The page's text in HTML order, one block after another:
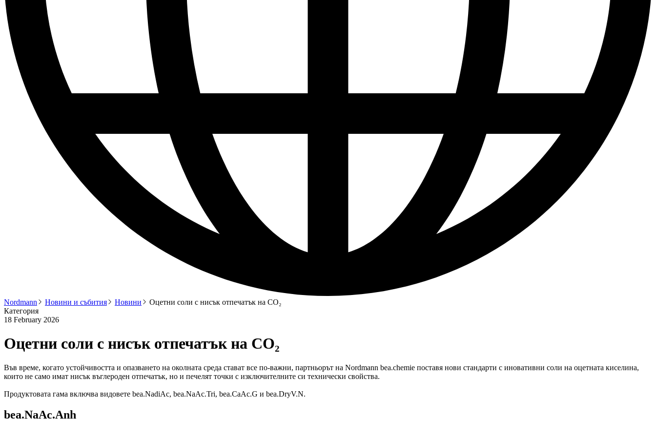
Nordmann Новини и събития Новини
Оцетни соли с нисък отпечатък на CO₂
Категория
18 February 2026
Оцетни соли с нисък отпечатък на CO₂
Във време, когато устойчивостта и опазването на околната среда стават все по-важни, партньорът на Nordmann bea.chemie поставя нови стандарти с иновативни соли на оцетната киселина,
които не само имат нисък въглероден отпечатък, но и печелят точки с изключителните си технически свойства.
Продуктовата гама включва видовете bea.NadiAc, bea.NaAc.Tri, bea.CaAc.G и bea.DryV.N.
bea.NaAc.Anh